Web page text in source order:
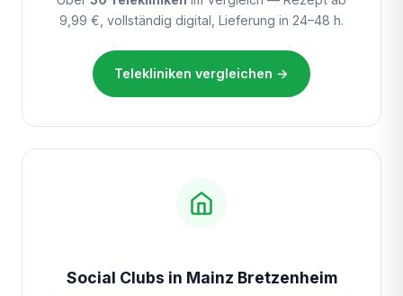
9,99 €, vollständig digital, Lieferung in 24–48 h.
Telekliniken vergleichen →
Social Clubs in Mainz Bretzenheim